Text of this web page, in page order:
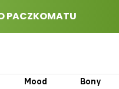
Mood
Bony